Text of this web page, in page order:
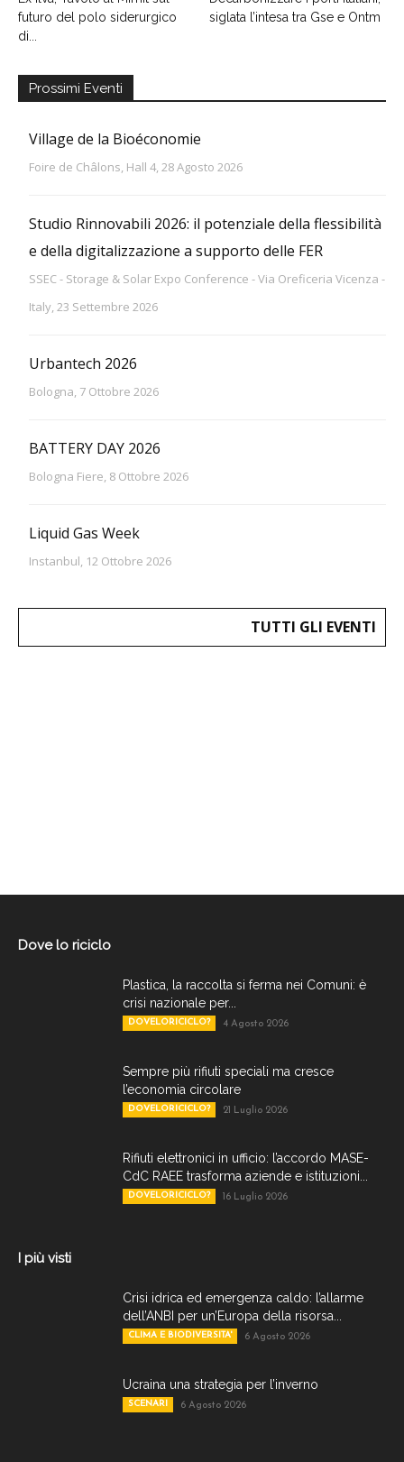
futuro del polo siderurgico
di...
siglata l’intesa tra Gse e Ontm
Prossimi Eventi
Village de la Bioéconomie
Foire de Châlons, Hall 4, 28 Agosto 2026
Studio Rinnovabili 2026: il potenziale della flessibilità
e della digitalizzazione a supporto delle FER
SSEC - Storage & Solar Expo Conference - Via Oreficeria Vicenza -
Italy, 23 Settembre 2026
Urbantech 2026
Bologna, 7 Ottobre 2026
BATTERY DAY 2026
Bologna Fiere, 8 Ottobre 2026
Liquid Gas Week
Instanbul, 12 Ottobre 2026
TUTTI GLI EVENTI
Dove lo riciclo
Plastica, la raccolta si ferma nei Comuni: è
crisi nazionale per...
DOVELORICICLO? 4 Agosto 2026
Sempre più rifiuti speciali ma cresce
l’economia circolare
DOVELORICICLO? 21 Luglio 2026
Rifiuti elettronici in ufficio: l’accordo MASE-
CdC RAEE trasforma aziende e istituzioni...
DOVELORICICLO? 16 Luglio 2026
I più visti
Crisi idrica ed emergenza caldo: l’allarme
dell’ANBI per un’Europa della risorsa...
CLIMA E BIODIVERSITA' 6 Agosto 2026
Ucraina una strategia per l’inverno
SCENARI 6 Agosto 2026